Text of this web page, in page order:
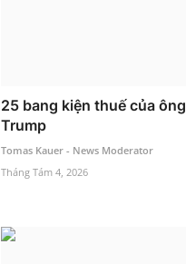
25 bang kiện thuế của ông
Trump
Tomas Kauer - News Moderator
Tháng Tám 4, 2026